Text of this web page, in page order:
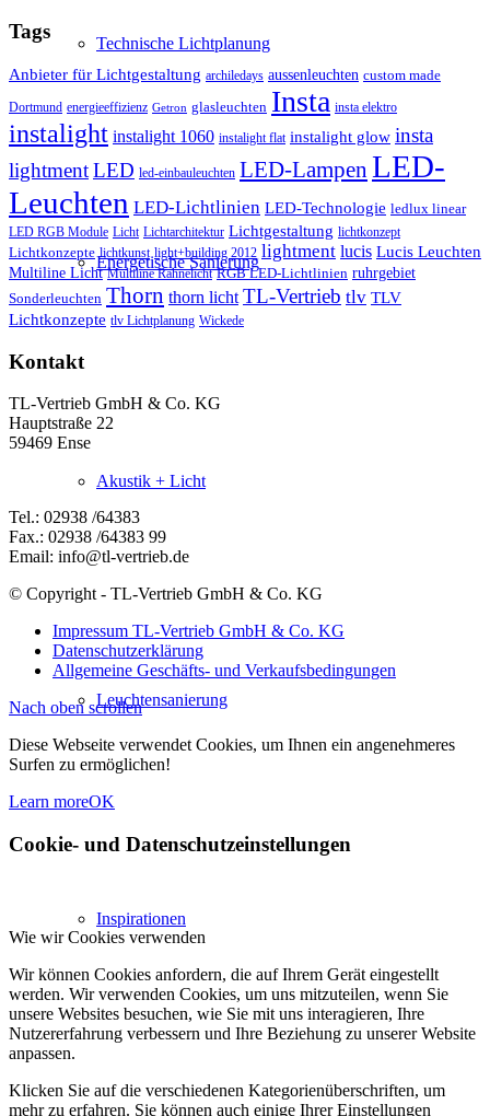
Technische Lichtplanung
Energetische Sanierung
Akustik + Licht
Leuchtensanierung
Inspirationen
Tags
Anbieter für Lichtgestaltung archiledays aussenleuchten custom made
Dortmund energieeffizienz Getron glasleuchten Insta insta elektro
instalight instalight 1060 instalight flat instalight glow insta
lightmentLED led-einbauleuchten LED-Lampen LED-
Leuchten LED-Lichtlinien LED-Technologie ledlux linear
LED RGB Module Licht Lichtarchitektur Lichtgestaltung lichtkonzept
Lichtkonzepte lichtkunst light+building 2012 lightment lucis Lucis Leuchten
Multiline Licht Multiline Rahnelicht RGB LED-Lichtlinien ruhrgebiet
Sonderleuchten Thorn thorn licht TL-Vertrieb tlv TLV
Lichtkonzepte tlv Lichtplanung Wickede
Kontakt
TL-Vertrieb GmbH & Co. KG
Hauptstraße 22
59469 Ense
Tel.: 02938 /64383
Fax.: 02938 /64383 99
Email: info@tl-vertrieb.de
© Copyright - TL-Vertrieb GmbH & Co. KG
Impressum TL-Vertrieb GmbH & Co. KG
Datenschutzerklärung
Allgemeine Geschäfts- und Verkaufsbedingungen
Nach oben scrollen
Diese Webseite verwendet Cookies, um Ihnen ein angenehmeres
Surfen zu ermöglichen!
Learn moreOK
Cookie- und Datenschutzeinstellungen
Wie wir Cookies verwenden
Wir können Cookies anfordern, die auf Ihrem Gerät eingestellt
werden. Wir verwenden Cookies, um uns mitzuteilen, wenn Sie
unsere Websites besuchen, wie Sie mit uns interagieren, Ihre
Nutzererfahrung verbessern und Ihre Beziehung zu unserer Website
anpassen.
Klicken Sie auf die verschiedenen Kategorienüberschriften, um
mehr zu erfahren. Sie können auch einige Ihrer Einstellungen